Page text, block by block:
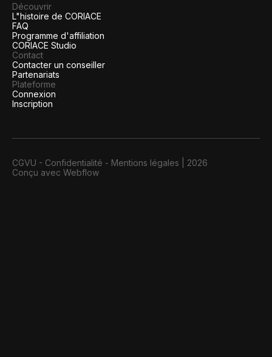
Découvrir
L"histoire de CORIACE
FAQ
Programme d'affiliation
CORIACE Studio
Contact
Contacter un conseiller
Partenariats
Plateforme
Connexion
Inscription
CGVU - Confidentialité - Mentions légales
2026
Conçu avec Webflow